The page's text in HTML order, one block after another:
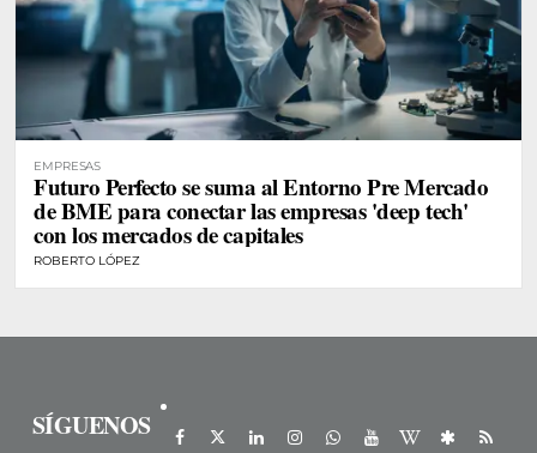
EMPRESAS
Futuro Perfecto se suma al Entorno Pre Mercado
de BME para conectar las empresas 'deep tech'
con los mercados de capitales
ROBERTO LÓPEZ
SÍGUENOS